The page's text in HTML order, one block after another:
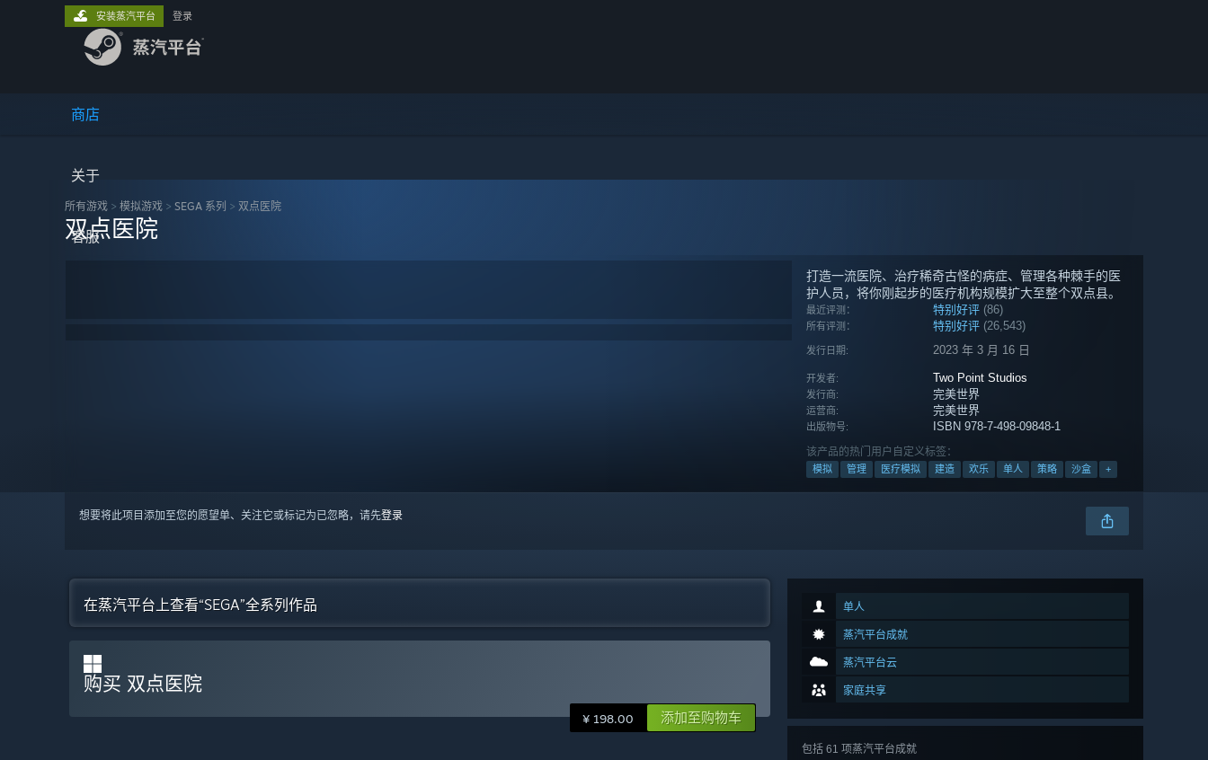
商店
关于
客服
安装蒸汽平台 登录
所有游戏 > 模拟‎游戏 > SEGA 系列 > 双点医院
双点医院
打造一流医院、治疗稀奇古怪的病症、管理各种棘手的医
护人员，将你刚起步的医疗机构规模扩大至整个双点县。
最近评测： 特别好评 (86)
所有评测： 特别好评 (26,543)
发行日期: 2023 年 3 月 16 日
开发者: Two Point Studios
发行商: 完美世界
运营商: 完美世界
出版物号: ISBN 978-7-498-09848-1
该产品的热门用户自定义标签：
模拟 管理 医疗模拟 建造 欢乐 单人 策略 沙盒 +
想要将此项目添加至您的愿望单、关注它或标记为已忽略，请先登录
单人
蒸汽平台成就
蒸汽平台云
家庭共享
包括 61 项蒸汽平台成就
在蒸汽平台上查看“SEGA”全系列作品
购买 双点医院
¥ 198.00 添加至购物车